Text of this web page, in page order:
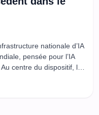
nationale d’IA
pensée pour l’IA
centre du dispositif, le
l’entraînement à